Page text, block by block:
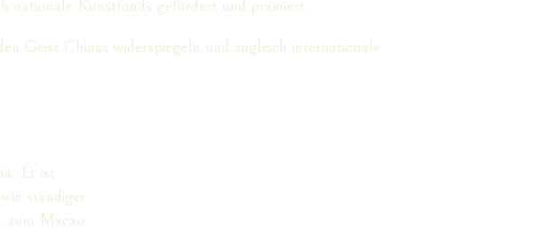
nationale Kunstfonds gefördert und prämiert.
Geist Chinas widerspiegeln und zugleich internationale
Er ist
ständiger
zum Macao